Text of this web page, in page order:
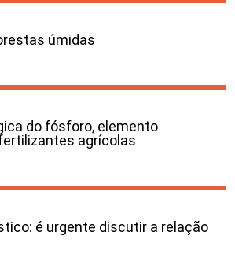
úmidas
do fósforo, elemento
agrícolas
é urgente discutir a relação